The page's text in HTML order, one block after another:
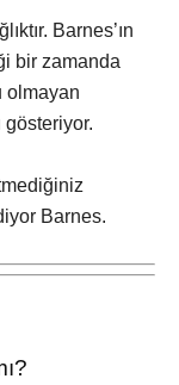
Barnes’ın
bir zamanda
olmayan
gösteriyor.
Barnes.